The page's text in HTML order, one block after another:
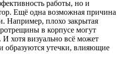
работы, но и
Ещё одна возможная причина
Например, плохо закрытая
в корпусе могут
хотя визуально всё может
образуются утечки, влияющие